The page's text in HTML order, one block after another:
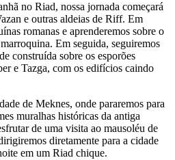
no Riad, nossa jornada começará
e outras aldeias de Riff. Em
romanas e aprenderemos sobre o
Em seguida, seguiremos
construída sobre os esporões
e Tazga, com os edifícios caindo
de Meknes, onde pararemos para
muralhas históricas da antiga
de uma visita ao mausoléu de
diretamente para a cidade
em um Riad chique.